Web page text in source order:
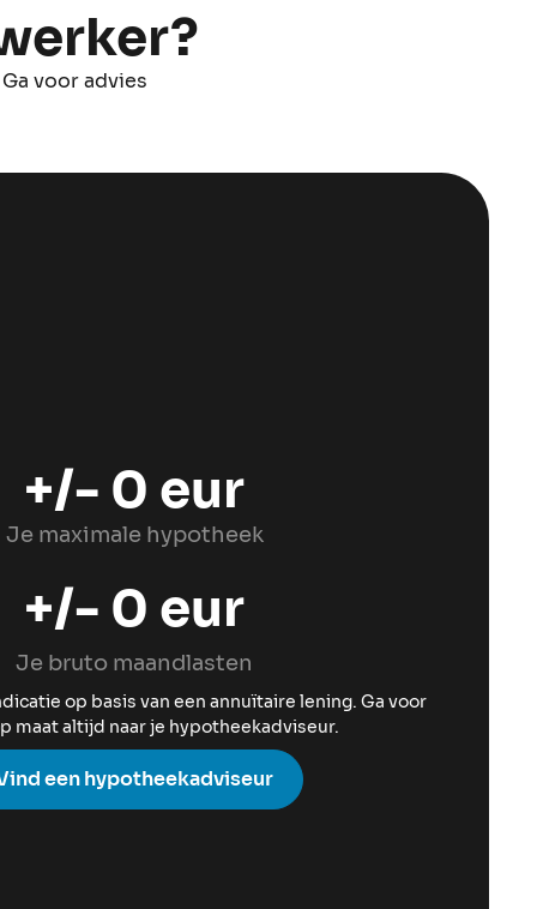
voor advies
+/- 0 eur
Je maximale hypotheek
+/- 0 eur
Je bruto maandlasten
op basis van een annuïtaire lening. Ga voor
maat altijd naar je hypotheekadviseur.
een hypotheekadviseur